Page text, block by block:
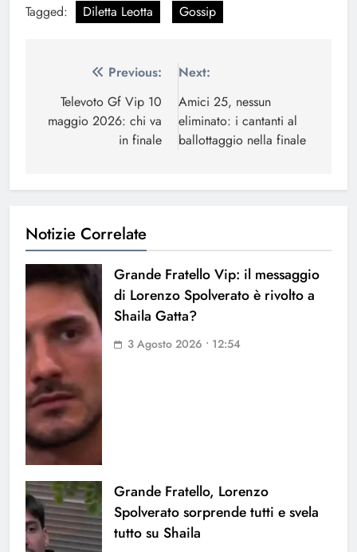
Tagged: Diletta Leotta Gossip
Navigazione
articoli
Previous:
Televoto Gf Vip 10
maggio 2026: chi va
in finale
Next:
Amici 25, nessun
eliminato: i cantanti al
ballottaggio nella finale
Notizie Correlate
Grande Fratello Vip: il messaggio
di Lorenzo Spolverato è rivolto a
Shaila Gatta?
3 Agosto 2026 • 12:54
Grande Fratello, Lorenzo
Spolverato sorprende tutti e svela
tutto su Shaila